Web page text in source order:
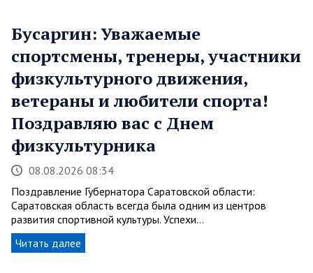
Бусаргин: Уважаемые
спортсмены, тренеры, участники
физкультурного движения,
ветераны и любители спорта!
Поздравляю вас с Днем
физкультурника
08.08.2026 08:34
Поздравление Губернатора Саратовской области:
Саратовская область всегда была одним из центров
развития спортивной культуры. Успехи…
Читать далее